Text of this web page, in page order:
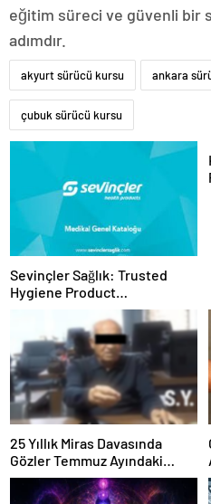
eğitim süreci ve güvenli bir
adımdır.
akyurt sürücü kursu ankara
çubuk sürücü kursu
Sevinçler Sağlık: Trusted
Hygiene Product
Manufacturer in Turkey
25 Yıllık Miras Davasında
Gözler Temmuz Ayındaki
Karar Duruşmasına Çevrildi